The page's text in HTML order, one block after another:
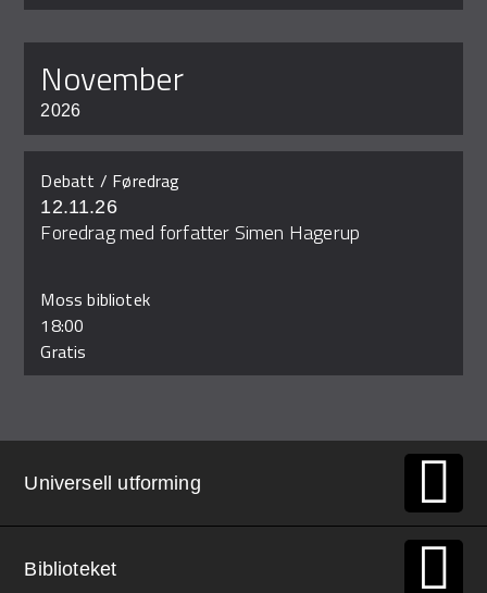
november
2026
Debatt / Føredrag
12.11.26
Foredrag med forfatter Simen Hagerup
Moss bibliotek
18:00
Gratis
Universell utforming
Biblioteket